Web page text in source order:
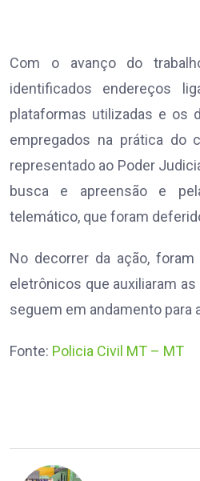
Com o avanço do
identificados endereços
plataformas utilizadas e os
empregados na prática do
representado ao Poder
busca e apreensão e
telemático, que foram
No decorrer da ação, foram
eletrônicos que auxiliaram
seguem em andamento para
Fonte: Policia Civil MT – MT